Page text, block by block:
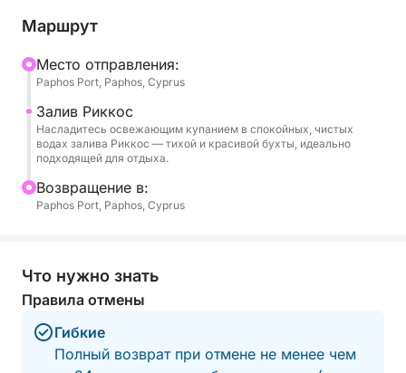
Отправляясь из порта Пафоса, полюбуйтесь
замок и исторический маяк, которые
выстроились вдоль набережной. Затем лодка
будет скользить вдоль береговой линии,
демонстрируя потрясающие скалы и кристально
чистые воды, которые определяют этот район.
возможностей сделать фотографии живописного
берега и спокойного моря.
пораженными его красотой. Залив — это тихое
место, известное своими чистыми водами и
природными окрестностями. Это идеальное
место, чтобы освежиться, поплавать с маской
или просто расслабиться и насладиться
Маршрут
Mесто отправления:
Paphos Port, Paphos, Cyprus
Залив Риккос
Насладитесь освежающим купанием в спокойных, чистых
водах залива Риккос — тихой и красивой бухты, идеально
подходящей для отдыха.
Bозвращение в:
Paphos Port, Paphos, Cyprus
Что нужно знать
Правила отмены
Гибкие
Полный возврат при отмене не менее чем